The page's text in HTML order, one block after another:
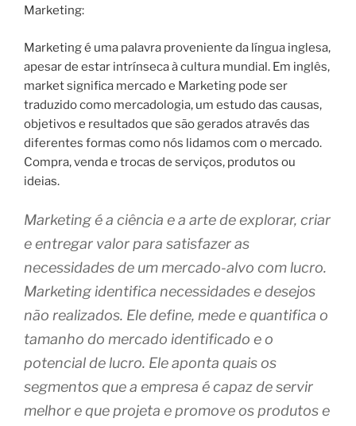
Marketing:
Marketing é uma palavra proveniente da língua inglesa,
apesar de estar intrínseca à cultura mundial. Em inglês,
market significa mercado e Marketing pode ser
traduzido como mercadologia, um estudo das causas,
objetivos e resultados que são gerados através das
diferentes formas como nós lidamos com o mercado.
Compra, venda e trocas de serviços, produtos ou
ideias.
Marketing é a ciência e a arte de explorar, criar
e entregar valor para satisfazer as
necessidades de um mercado-alvo com lucro.
Marketing identifica necessidades e desejos
não realizados. Ele define, mede e quantifica o
tamanho do mercado identificado e o
potencial de lucro. Ele aponta quais os
segmentos que a empresa é capaz de servir
melhor e que projeta e promove os produtos e